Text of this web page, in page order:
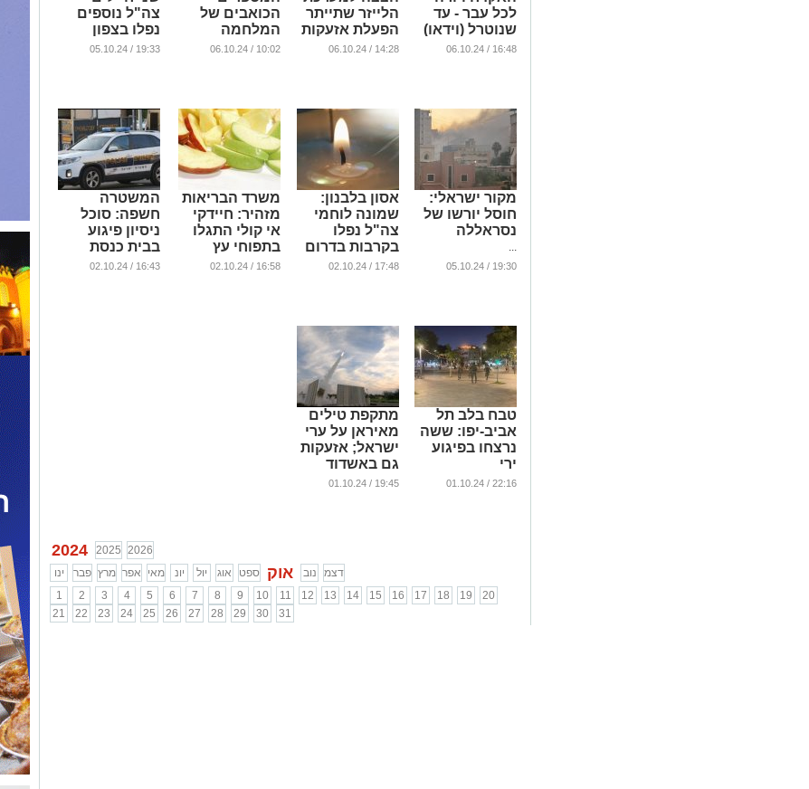
לכל עבר - עד
שנוטרל (וידאו)
...
16:48 / 06.10.24
הלייזר שתייתר
הפעלת אזעקות
בערי ישראל
14:28 / 06.10.24
הכואבים של
המלחמה
...
10:02 / 06.10.24
צה"ל נוספים
נפלו בצפון
...
19:33 / 05.10.24
מקור ישראלי:
חוסל יורשו של
נסראללה
...
19:30 / 05.10.24
אסון בלבנון:
שמונה לוחמי
צה"ל נפלו
בקרבות בדרום
לבנון
17:48 / 02.10.24
משרד הבריאות
מזהיר: חיידקי
אי קולי התגלו
בתפוחי עץ
...
16:58 / 02.10.24
המשטרה
חשפה: סוכל
ניסיון פיגוע
בבית כנסת
בדרום
16:43 / 02.10.24
טבח בלב תל
אביב-יפו: ששה
נרצחו בפיגוע
ירי
...
22:16 / 01.10.24
מתקפת טילים
מאיראן על ערי
ישראל; אזעקות
גם באשדוד
...
19:45 / 01.10.24
2024 2025 2026
ינו
פבר מרץ אפר מאי יונ יול אוג ספט אוק נוב
דצמ
1
2 3 4 5 6 7 8 9 10 11 12 13 14 15 16 17 18 19
20
21
22 23 24 25 26 27 28 29 30 31